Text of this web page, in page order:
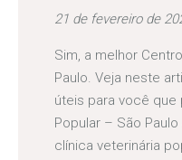
21 de fevereiro de
Sim, a melhor
Paulo. Veja neste
úteis para você que
Popular – São
clínica veterinária